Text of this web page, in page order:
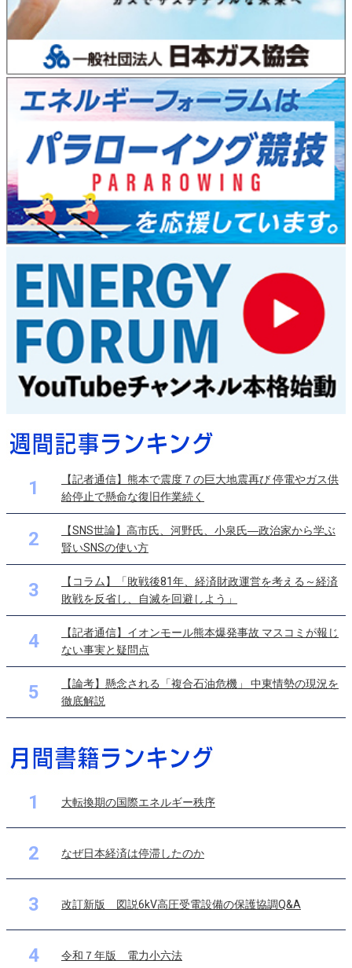
1
【記者通信】熊本で震度７の巨大地震再び 停電やガス供
給停止で懸命な復旧作業続く
2
【SNS世論】高市氏、河野氏、小泉氏―政治家から学ぶ
賢いSNSの使い方
3
【コラム】「敗戦後81年、経済財政運営を考える～経済
敗戦を反省し、自滅を回避しよう」
4
【記者通信】イオンモール熊本爆発事故 マスコミが報じ
ない事実と疑問点
5
【論考】懸念される「複合石油危機」 中東情勢の現況を
徹底解説
1 大転換期の国際エネルギー秩序
2 なぜ日本経済は停滞したのか
3 改訂新版 図説6kV高圧受電設備の保護協調Q&A
4 令和７年版 電力小六法